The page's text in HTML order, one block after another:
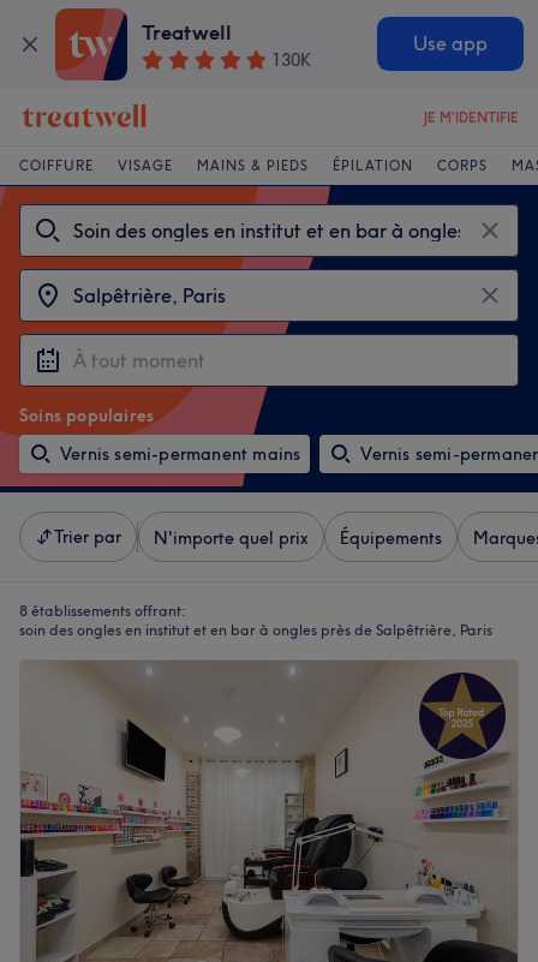
Treatwell
130K
Use app
JE M'IDENTIFIE
COIFFURE VISAGE MAINS & PIEDS ÉPILATION CORPS
Soins populaires
Vernis semi-permanent mains
Vernis semi-
Trier par N'importe quel prix Équipements
8 établissements offrant:
soin des ongles en institut et en bar à ongles près de Salpêtrière, Paris